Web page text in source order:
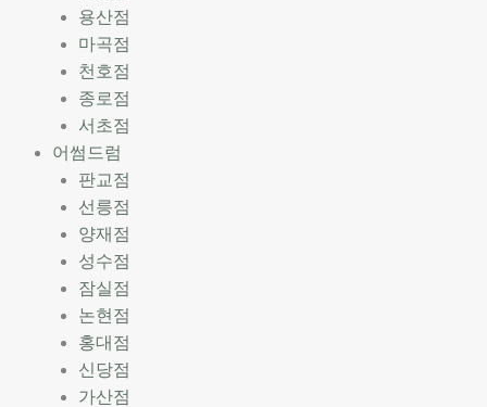
용산점
마곡점
천호점
종로점
서초점
어썸드럼
판교점
선릉점
양재점
성수점
잠실점
논현점
홍대점
신당점
가산점